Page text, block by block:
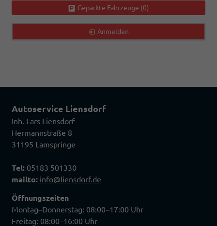
Geparkte Fahrzeuge (0)
Anmelden
Autoservice Liensdorf
Inh. Lars Liensdorf
Hermannstraße 8
31195 Lamspringe
Tel: 05183 501330
mailto: info@liensdorf.de
Öffnungszeiten
Montag–Donnerstag: 08:00–17:00 Uhr
Freitag: 08:00–16:00 Uhr